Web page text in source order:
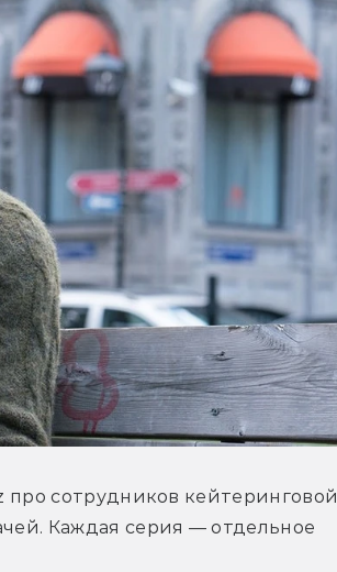
про сотрудников кейтеринговой
Каждая серия — отдельное